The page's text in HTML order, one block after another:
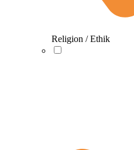
Religion / Ethik